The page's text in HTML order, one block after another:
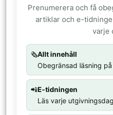
Prenumerera och få
artiklar och e-
varje
🗞️Allt innehåll
Obegränsad läsning
📲E-tidningen
Läs varje